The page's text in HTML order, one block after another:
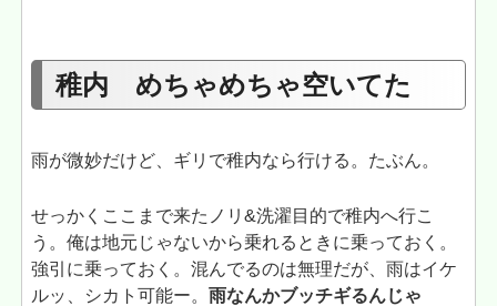
稚内 めちゃめちゃ空いてた
雨が微妙だけど、ギリで稚内なら行ける。たぶん。
せっかくここまで来たノリ&洗濯目的で稚内へ行こ
う。俺は地元じゃないから乗れるときに乗っておく。
強引に乗っておく。混んでるのは無理だが、雨はイケ
ルッ、シカト可能ー。雨なんかブッチギるんじゃ